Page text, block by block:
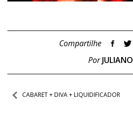
Compartilhe
PorJULIANO
Navegação
CABARET + DIVA + LIQUIDIFICADOR